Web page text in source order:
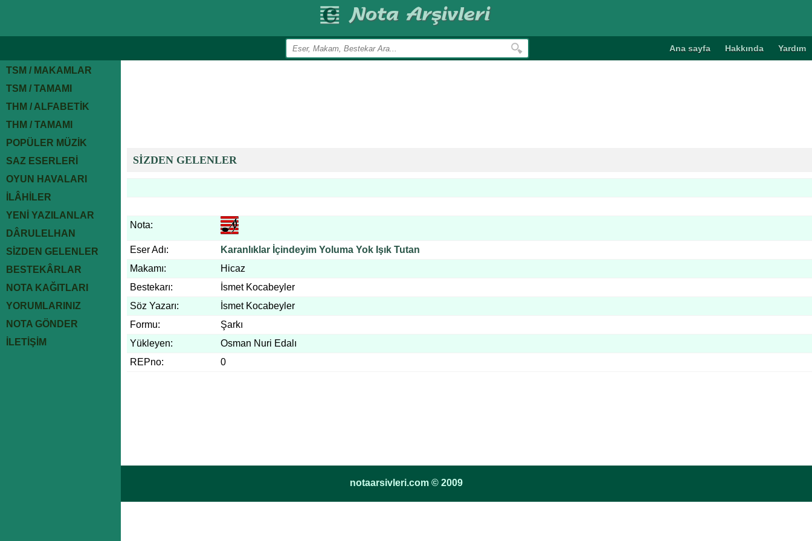
Ana sayfa Hakkında Yardım
TSM / MAKAMLAR
TSM / TAMAMI
THM / ALFABETİK
THM / TAMAMI
POPÜLER MÜZİK
SAZ ESERLERİ
OYUN HAVALARI
İLÂHİLER
YENİ YAZILANLAR
DÂRULELHAN
SİZDEN GELENLER
BESTEKÂRLAR
NOTA KAĞITLARI
YORUMLARINIZ
NOTA GÖNDER
İLETİŞİM
SİZDEN GELENLER
Nota:
Eser Adı:
Karanlıklar İçindeyim Yoluma Yok Işık Tutan
Makamı:
Hicaz
Bestekarı:
İsmet Kocabeyler
Söz Yazarı:
İsmet Kocabeyler
Formu:
Şarkı
Yükleyen:
Osman Nuri Edalı
REPno:
0
notaarsivleri.com © 2009